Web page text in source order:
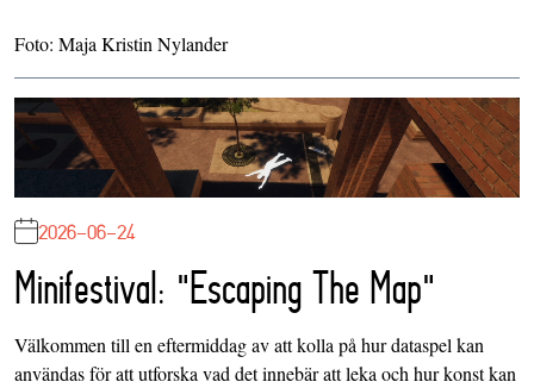
Foto: Maja Kristin Nylander
2026-06-24
Minifestival: "Escaping The Map"
Välkommen till en eftermiddag av att kolla på hur dataspel kan
användas för att utforska vad det innebär att leka och hur konst kan